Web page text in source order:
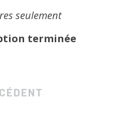
seulement
terminée